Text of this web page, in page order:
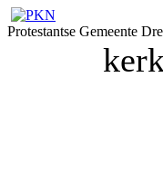
Protestantse Gemeente